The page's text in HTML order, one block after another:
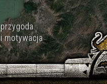
przygoda
i motywacja